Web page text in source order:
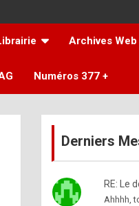
Archives Web
Numéros 377 +
Derniers
RE: Le
Ahhhh,